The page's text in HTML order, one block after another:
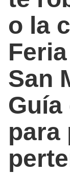
o la
San
para